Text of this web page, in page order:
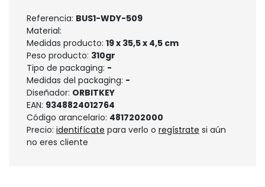
Referencia: BUS1-WDY-509
Material:
Medidas producto: 19 x 35,5 x 4,5 cm
Peso producto: 310gr
Tipo de packaging: -
Medidas del packaging: -
Diseñador: ORBITKEY
EAN: 9348824012764
Código arancelario: 4817202000
Precio: identifícate para verlo o regístrate si aún
no eres cliente